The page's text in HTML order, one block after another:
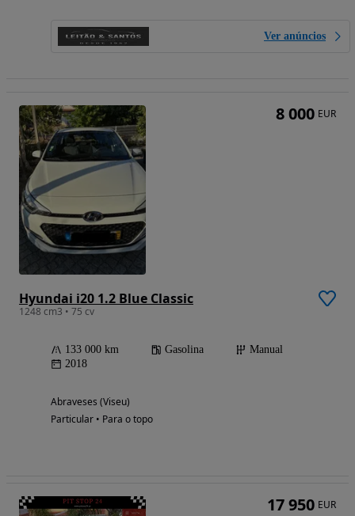
Ver anúncios
Hyundai i20 1.2 Blue Classic
1248 cm3 • 75 cv
133 000 km Gasolina
Manual
2018
Abraveses (Viseu)
Particular • Para o topo
8 000 EUR
17 950 EUR